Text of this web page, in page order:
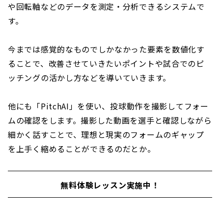
や回転軸などのデータを測定・分析できるシステムで
す。
今までは感覚的なものでしかなかった要素を数値化す
ることで、改善させていきたいポイントや試合でのピ
ッチングの活かし方などを導いていきます。
他にも「PitchAI」を使い、投球動作を撮影してフォー
ムの確認をします。撮影した動画を選手と確認しながら
細かく話すことで、理想と現実のフォームのギャップ
を上手く縮めることができるのだとか。
無料体験レッスン実施中！